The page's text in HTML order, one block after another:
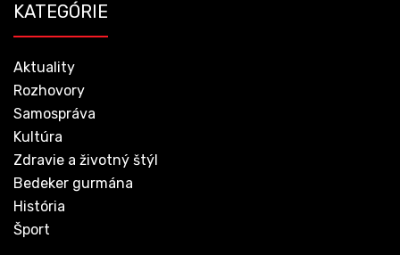
KATEGÓRIE
Aktuality
Rozhovory
Samospráva
Kultúra
Zdravie a životný štýl
Bedeker gurmána
História
Šport